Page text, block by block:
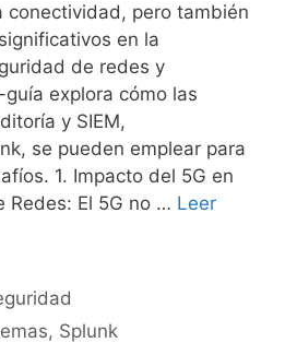
conectividad, pero también
en la
de redes y
explora cómo las
y SIEM,
se pueden emplear para
1. Impacto del 5G en
Redes: El 5G no … Leer
, Splunk